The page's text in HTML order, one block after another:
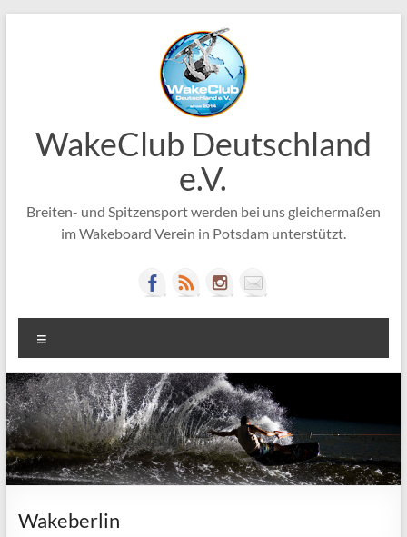
WakeClub Deutschland
e.V.
Breiten- und Spitzensport werden bei uns gleichermaßen
im Wakeboard Verein in Potsdam unterstützt.
Wakeberlin